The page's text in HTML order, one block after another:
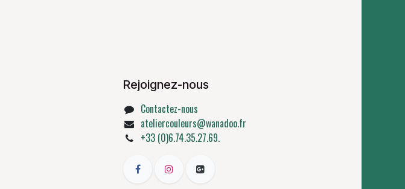
Rejoignez-nous
Contactez-nous
ateliercouleurs@wanadoo.fr
+33 (0)6.74.35.27.69.